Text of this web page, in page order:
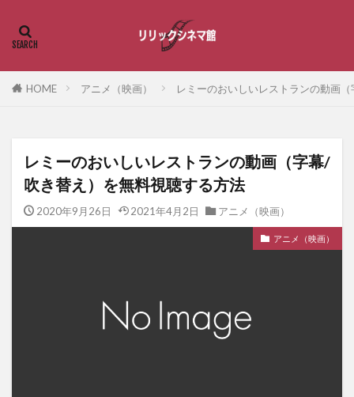
HOME アニメ（映画） レミーのおいしいレストランの動画
レミーのおいしいレストランの動画（字幕/
吹き替え）を無料視聴する方法
2020年9月26日 2021年4月2日 アニメ（映画）
アニメ（映画）